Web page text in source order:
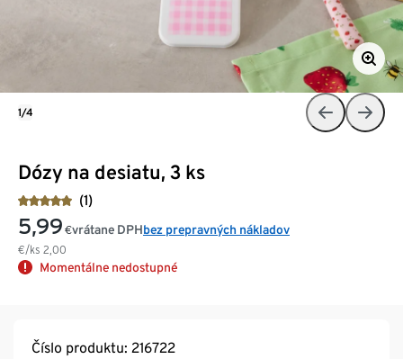
Dózy na desiatu, 3 ks
(1)
5,99 €
€/ks 2,00
vrátane DPHbez prepravných nákladov
Momentálne nedostupné
1/4
Číslo produktu: 216722